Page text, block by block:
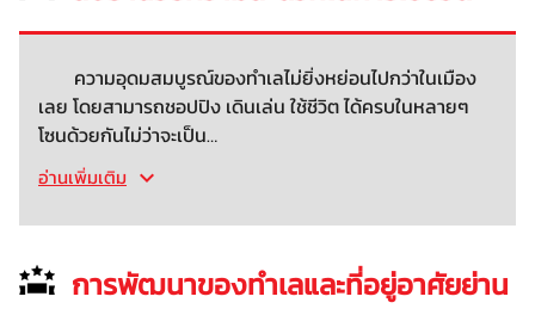
ความอุดมสมบูรณ์ของทำเลไม่ยิ่งหย่อนไปกว่าในเมือง
เลย โดยสามารถชอปปิง เดินเล่น ใช้ชีวิต ได้ครบในหลายๆ
โซนด้วยกันไม่ว่าจะเป็น…
อ่านเพิ่มเติม
การพัฒนาของทำเลและที่อยู่อาศัยย่าน